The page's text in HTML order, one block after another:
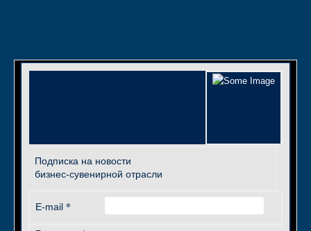
Подписка на новости
бизнес-сувенирной отрасли
E-mail *